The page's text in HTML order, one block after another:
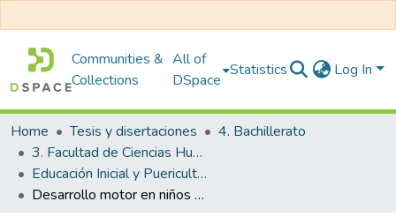
Communities &
Collections
All of
DSpace
Statistics Log In
Home Tesis y disertaciones
4. Bachillerato
3. Facultad de Ciencias Humanas y Educación
Educación Inicial y Puericultura
Desarrollo motor en niños de 4 y 5 años de edad de la Institución Educativa Inicial N° 43 de distrito de Ayaviri, Puno – 2019